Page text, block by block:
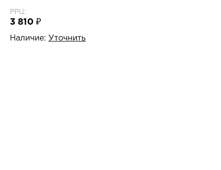
РРЦ:
3 810 ₽
Наличие: Уточнить